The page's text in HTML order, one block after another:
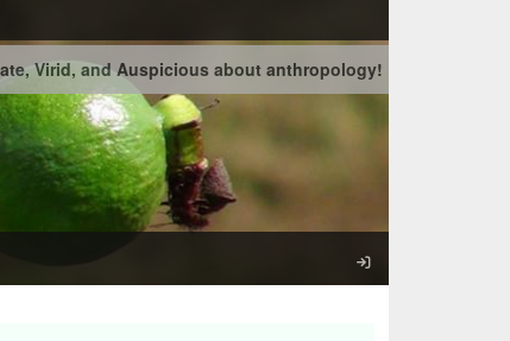
Virid, and Auspicious about anthropology!